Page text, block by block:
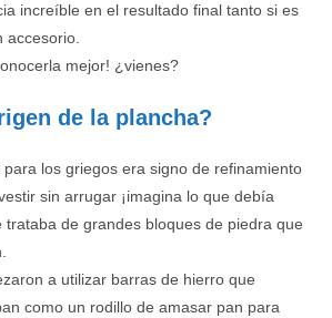
increíble en el resultado final tanto si es
accesorio.
mejor! ¿vienes?
de la plancha?
para los griegos era signo de refinamiento
sin arrugar ¡imagina lo que debía
trataba de grandes bloques de piedra que
a utilizar barras de hierro que
como un rodillo de amasar pan para